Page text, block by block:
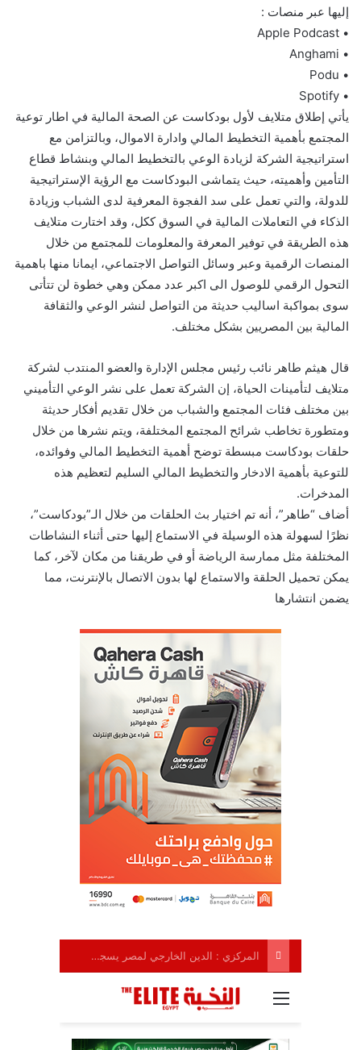
إليها عبر منصات :
• Apple Podcast
• Anghami
• Podu
• Spotify
يأتي إطلاق متلايف لأول بودكاست عن الصحة المالية في اطار توعية
المجتمع بأهمية التخطيط المالي وادارة الاموال، وبالتزامن مع
استراتيجية الشركة لزيادة الوعي بالتخطيط المالي وبنشاط قطاع
التأمين وأهميته، حيث يتماشى البودكاست مع الرؤية الإستراتيجية
للدولة، والتي تعمل على سد الفجوة المعرفية لدى الشباب وزيادة
الذكاء في التعاملات المالية في السوق ككل، وقد اختارت متلايف
هذه الطريقة في توفير المعرفة والمعلومات للمجتمع من خلال
المنصات الرقمية وعبر وسائل التواصل الاجتماعي، ايمانا منها باهمية
التحول الرقمي للوصول الى اكبر عدد ممكن وهي خطوة لن تتأتى
سوى بمواكبة اساليب حديثة من التواصل لنشر الوعي والثقافة
المالية بين المصريين بشكل مختلف.
قال هيثم طاهر نائب رئيس مجلس الإدارة والعضو المنتدب لشركة
متلايف لتأمينات الحياة، إن الشركة تعمل على نشر الوعي التأميني
بين مختلف فئات المجتمع والشباب من خلال تقديم أفكار حديثة
ومتطورة تخاطب شرائح المجتمع المختلفة، ويتم نشرها من خلال
حلقات بودكاست مبسطة توضح أهمية التخطيط المالي وفوائده،
للتوعية بأهمية الادخار والتخطيط المالي السليم لتعظيم هذه
المدخرات.
أضاف “طاهر”، أنه تم اختيار بث الحلقات من خلال الـ”بودكاست”،
نظرًا لسهولة هذه الوسيلة في الاستماع إليها حتى أثناء النشاطات
المختلفة مثل ممارسة الرياضة أو في طريقنا من مكان لآخر، كما
يمكن تحميل الحلقة والاستماع لها بدون الاتصال بالإنترنت، مما
يضمن انتشارها